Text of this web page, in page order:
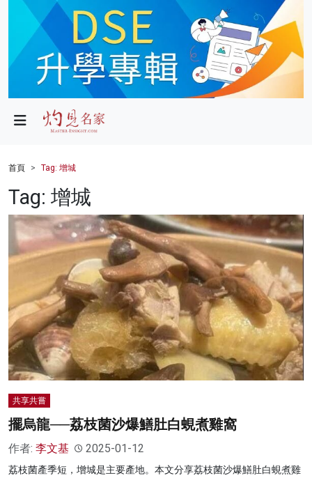
政局
財經
健康
商業
影片
名家榜
灼見活動
首頁 Tag: 增城
Tag: 增城
共享共嘗
擺烏龍──荔枝菌沙爆鱔肚白蜆煮雞窩
作者: 李文基 2025-01-12
荔枝菌產季短，增城是主要產地。本文分享荔枝菌沙爆鱔肚白蜆煮雞